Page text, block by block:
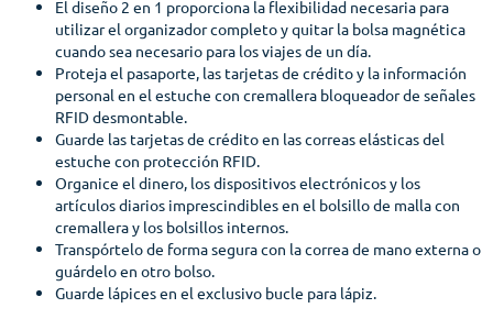
El diseño 2 en 1 proporciona la flexibilidad necesaria para
utilizar el organizador completo y quitar la bolsa magnética
cuando sea necesario para los viajes de un día.
Proteja el pasaporte, las tarjetas de crédito y la información
personal en el estuche con cremallera bloqueador de señales
RFID desmontable.
Guarde las tarjetas de crédito en las correas elásticas del
estuche con protección RFID.
Organice el dinero, los dispositivos electrónicos y los
artículos diarios imprescindibles en el bolsillo de malla con
cremallera y los bolsillos internos.
Transpórtelo de forma segura con la correa de mano externa o
guárdelo en otro bolso.
Guarde lápices en el exclusivo bucle para lápiz.